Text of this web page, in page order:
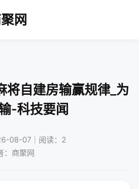
网
将自建房输赢规律_为
-科技要闻
08-07｜阅读：2
：商聚网